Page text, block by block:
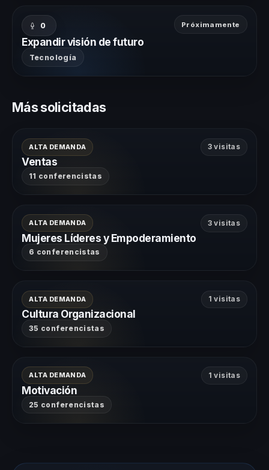
0 Próximamente
Expandir visión de futuro
Tecnología
Más solicitadas
ALTA DEMANDA 3 visitas
Ventas
11 conferencistas
ALTA DEMANDA 3 visitas
Mujeres Líderes y Empoderamiento
6 conferencistas
ALTA DEMANDA 1 visitas
Cultura Organizacional
35 conferencistas
ALTA DEMANDA 1 visitas
Motivación
25 conferencistas